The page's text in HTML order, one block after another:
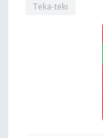
Teka-teki